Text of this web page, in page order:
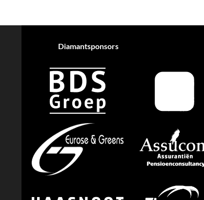
Diamantsponsors